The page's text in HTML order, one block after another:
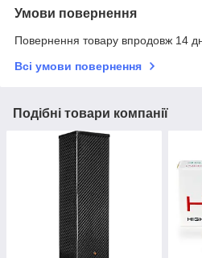
Умови повернення
Повернення товару впродовж 14
Всі умови повернення
Подібні товари компанії